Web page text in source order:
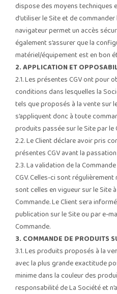
dispose des moyens
d’utiliser le Site et de
navigateur permet un accès
également s’assurer que la
matériel/équipement est en bon
2. APPLICATION ET
2.1. Les présentes CGV ont pour
conditions dans lesquelles la
tels que proposés à la vente sur
s’appliquent donc à toute
produits passée sur le Site par le
2.2. Le Client déclare avoir pris
présentes CGV avant la
2.3. La validation de la
CGV. Celles-ci sont
sont celles en vigueur sur le Site
Commande. Le Client sera
publication sur le Site ou par e-
Commande.
3. COMMANDE DE PRODUITS
3.1. Les produits proposés à la
avec la plus grande exactitude
minime dans la couleur des
responsabilité de La Société et